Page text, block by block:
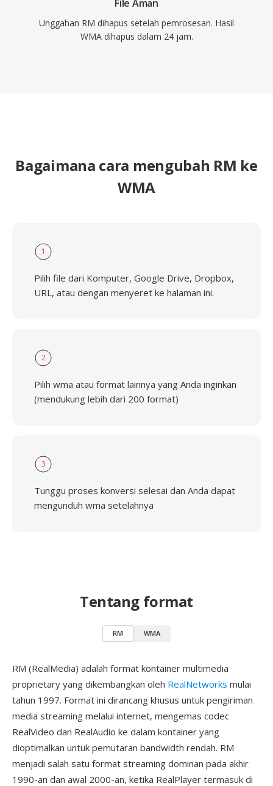
File Aman
Unggahan RM dihapus setelah pemrosesan. Hasil
WMA dihapus dalam 24 jam.
Bagaimana cara mengubah RM ke
WMA
1
Pilih file dari Komputer, Google Drive, Dropbox,
URL, atau dengan menyeret ke halaman ini.
2
Pilih wma atau format lainnya yang Anda inginkan
(mendukung lebih dari 200 format)
3
Tunggu proses konversi selesai dan Anda dapat
mengunduh wma setelahnya
Tentang format
RM WMA
RM (RealMedia) adalah format kontainer multimedia
proprietary yang dikembangkan oleh RealNetworks mulai
tahun 1997. Format ini dirancang khusus untuk pengiriman
media streaming melalui internet, mengemas codec
RealVideo dan RealAudio ke dalam kontainer yang
dioptimalkan untuk pemutaran bandwidth rendah. RM
menjadi salah satu format streaming dominan pada akhir
1990-an dan awal 2000-an, ketika RealPlayer termasuk di